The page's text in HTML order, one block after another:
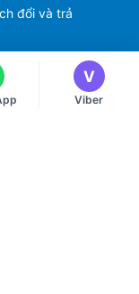
đổi và trả
V
Viber